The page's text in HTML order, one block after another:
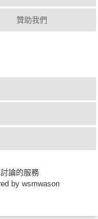
贊助我們
論的服務
by wsmwason